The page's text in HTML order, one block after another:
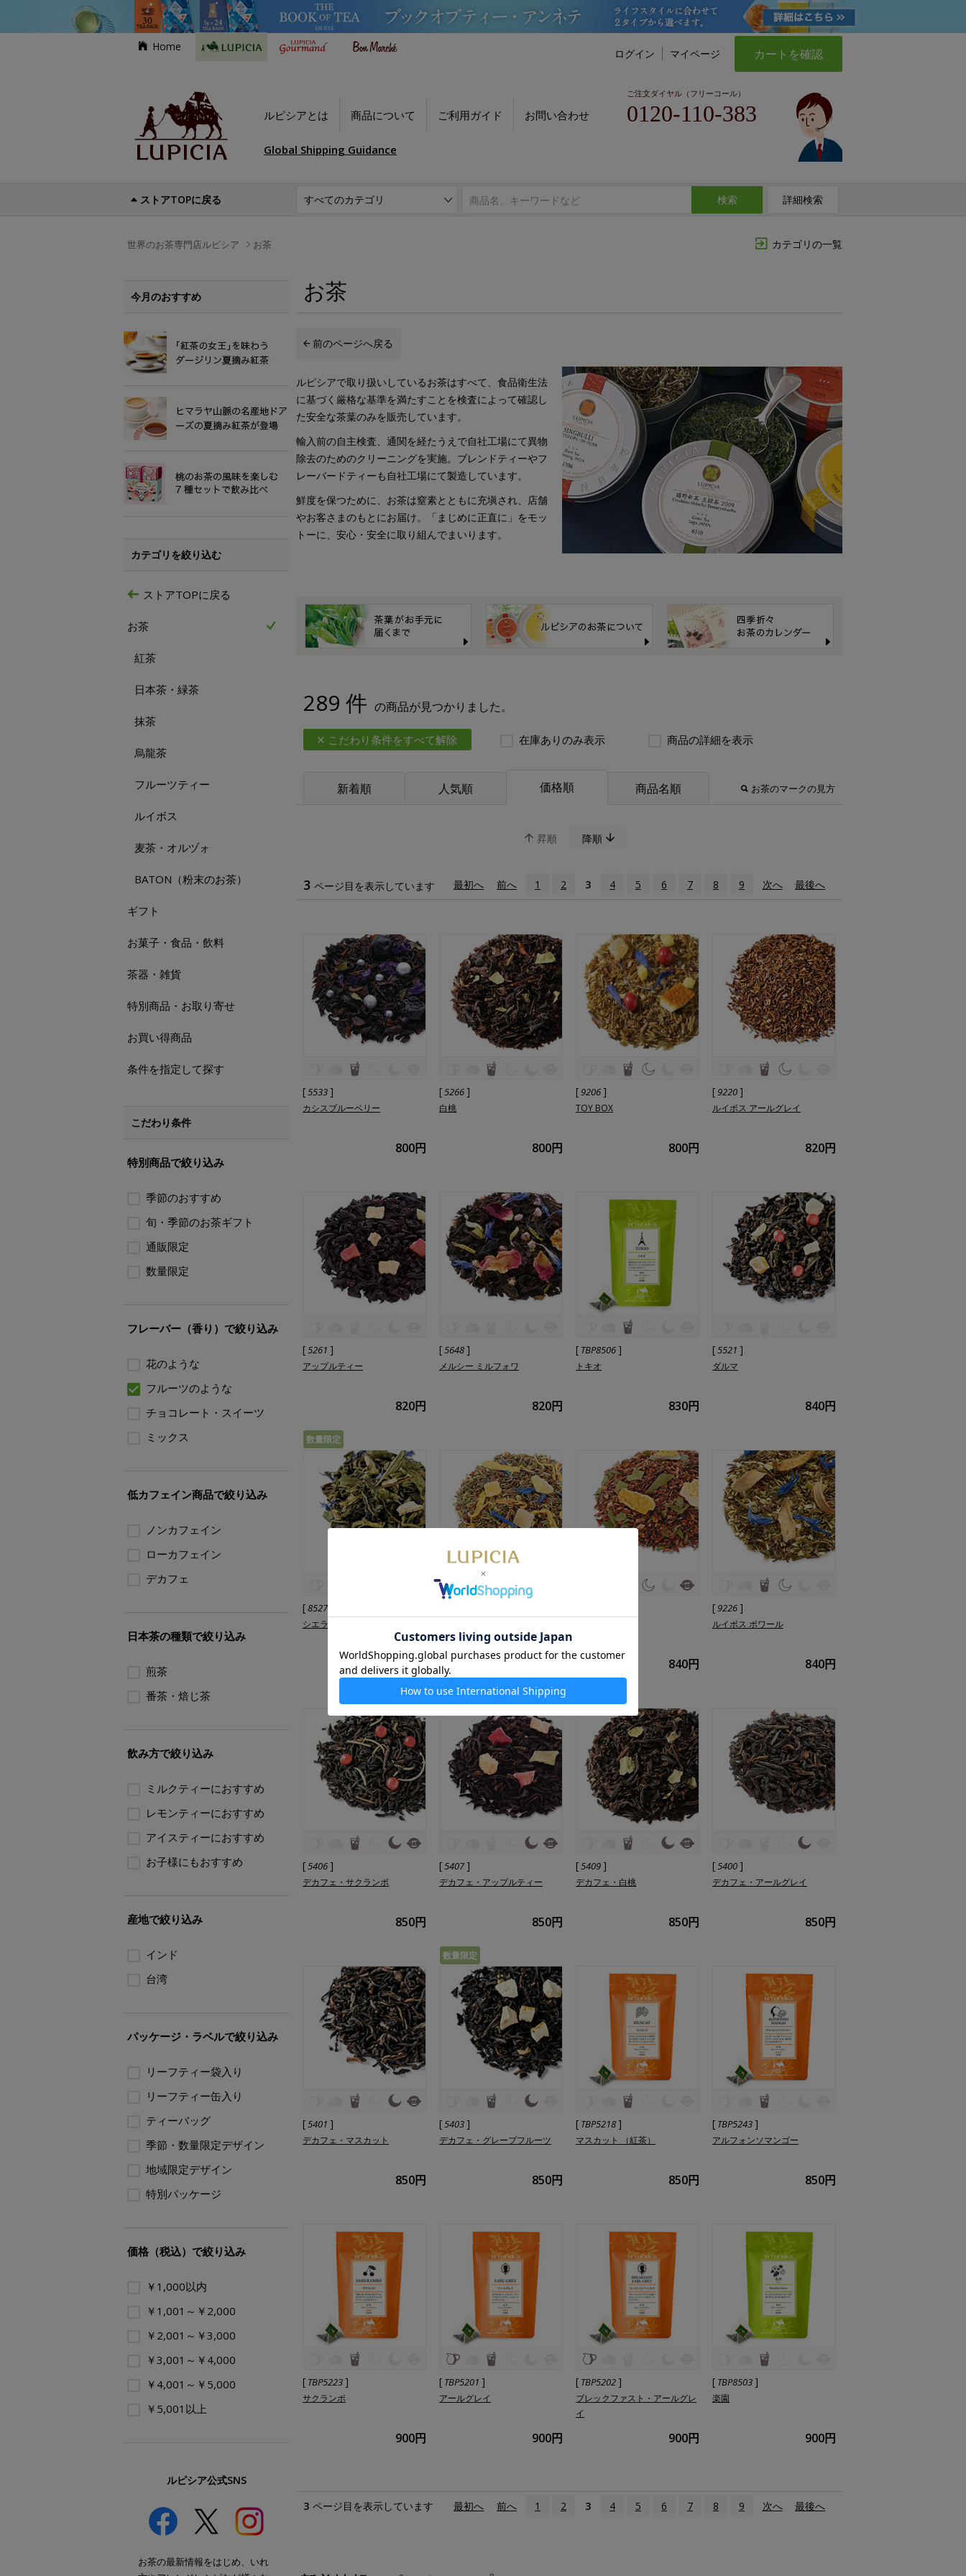
Home
ログイン マイページ カートを確認
ルピシアとは 商品について ご利用ガイド お問い合わせ
ご注文ダイヤル（フリーコール）
0120-110-383
Global Shipping Guidance
ストアTOPに戻る 検索 詳細検索
カテゴリの一覧
世界のお茶専門店ルピシア お茶
お茶
前のページへ戻る
ルピシアで取り扱いしているお茶はすべて、食品衛生法
に基づく厳格な基準を満たすことを検査によって確認し
た安全な茶葉のみを販売しています。
輸入前の自主検査、通関を経たうえで自社工場にて異物
除去のためのクリーニングを実施。ブレンドティーやフ
レーバードティーも自社工場にて製造しています。
鮮度を保つために、お茶は窒素とともに充塡され、店舗
やお客さまのもとにお届け。「まじめに正直に」をモッ
トーに、安心・安全に取り組んでまいります。
289 件 の商品が見つかりました。
こだわり条件をすべて解除 在庫ありのみ表示 商品の詳細を表示
新着順 人気順 価格順 商品名順 お茶のマークの見方
昇順 降順
3 ページ目を表示しています 最初へ 前へ 1 2 3 4 5 6 7 8 9 次へ 最後へ
[5533 ]
カシスブルーベリー
800円
[5266 ]
白桃
800円
[9206 ]
TOY BOX
800円
[9220 ]
ルイボス アールグレイ
820円
[5261 ]
アップルティー
820円
[5648 ]
メルシー ミルフォワ
820円
[ TBP8506 ]
トキオ
830円
[5521 ]
ダルマ
840円
数量限定
[8527
シエラザード
840円 840円 840円
[9226 ]
ルイボス ポワール
840円
[5406 ]
デカフェ・サクランボ
850円
[5407 ]
デカフェ・アップルティー
850円
[5409 ]
デカフェ・白桃
850円
[5400 ]
デカフェ・アールグレイ
850円
[5401 ]
デカフェ・マスカット
850円
数量限定
[5403 ]
デカフェ・グレープフルーツ
850円
[ TBP5218 ]
マスカット （紅茶）
850円
[ TBP5243 ]
アルフォンソマンゴー
850円
[ TBP5223 ]
サクランボ
900円
[ TBP5201 ]
アールグレイ
900円
[ TBP5202 ]
ブレックファスト・アールグレ
イ
900円
[ TBP8503 ]
楽園
900円
3 ページ目を表示しています 最初へ 前へ 1 2 3 4 5 6 7 8 9 次へ 最後へ
今月のおすすめ
カテゴリを絞り込む
ストアTOPに戻る
お茶
紅茶
日本茶・緑茶
抹茶
烏龍茶
フルーツティー
ルイボス
麦茶・オルヅォ
BATON（粉末のお茶）
ギフト
お菓子・食品・飲料
茶器・雑貨
特別商品・お取り寄せ
お買い得商品
条件を指定して探す
こだわり条件
特別商品で絞り込み
季節のおすすめ
旬・季節のお茶ギフト
通販限定
数量限定
フレーバー（香り）で絞り込み
花のような
フルーツのような
チョコレート・スイーツ
ミックス
低カフェイン商品で絞り込み
ノンカフェイン
ローカフェイン
デカフェ
日本茶の種類で絞り込み
煎茶
番茶・焙じ茶
飲み方で絞り込み
ミルクティーにおすすめ
レモンティーにおすすめ
アイスティーにおすすめ
お子様にもおすすめ
産地で絞り込み
インド
台湾
パッケージ・ラベルで絞り込み
リーフティー袋入り
リーフティー缶入り
ティーバッグ
季節・数量限定デザイン
地域限定デザイン
特別パッケージ
価格（税込）で絞り込み
￥1,000以内
￥1,001～￥2,000
￥2,001～￥3,000
￥3,001～￥4,000
￥4,001～￥5,000
￥5,001以上
ルピシア公式SNS
お茶の最新情報をはじめ、いれ